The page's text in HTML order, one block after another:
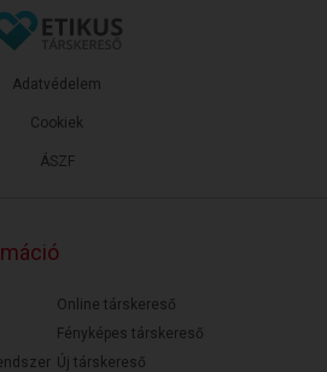
ÁSZF
Adatvédelem
Cookiek
Online társkereső
Fényképes társkereső
Új társkereső